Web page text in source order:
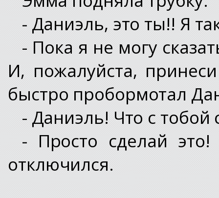
- Даниэль, это ты!! Я
- Пока я не могу
И, пожалуйста,
быстро пробормотал
- Даниэль! Что с тобой
- Просто сделай
отключился.